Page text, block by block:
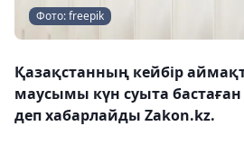
Фото: freepik
Қазақстанның кейбір
маусымы күн суыта
деп хабарлайды Zakon.kz.